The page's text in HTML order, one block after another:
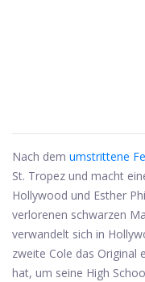
Nach dem umstrittene
St. Tropez und macht
Hollywood und Esther
verlorenen schwarzen
verwandelt sich in
zweite Cole das Original
hat, um seine High